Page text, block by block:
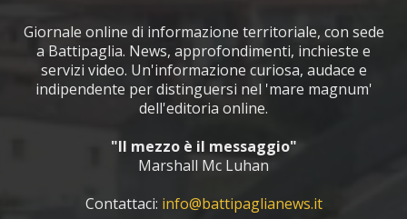
Giornale online di informazione territoriale, con sede
a Battipaglia. News, approfondimenti, inchieste e
servizi video. Un'informazione curiosa, audace e
indipendente per distinguersi nel 'mare magnum'
dell'editoria online.
"Il mezzo è il messaggio"
Marshall Mc Luhan
Contattaci: info@battipaglianews.it